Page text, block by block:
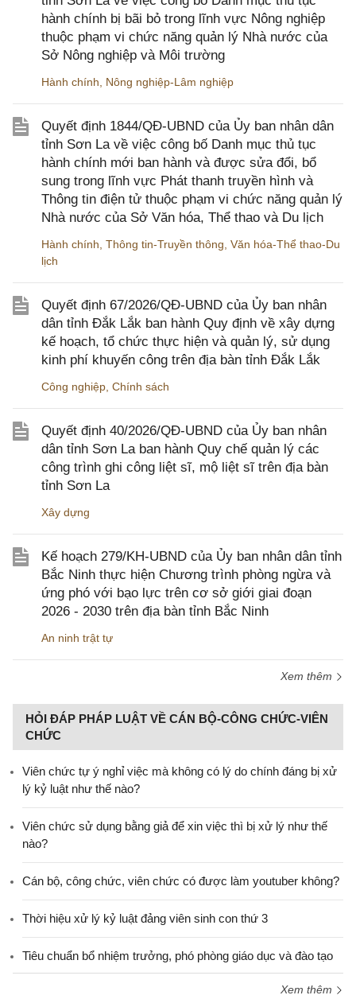
hành chính bị bãi bỏ trong lĩnh vực Nông nghiệp
thuộc phạm vi chức năng quản lý Nhà nước của
Sở Nông nghiệp và Môi trường
Hành chính Nông nghiệp-Lâm nghiệp
Quyết định 1844/QĐ-UBND của Ủy ban nhân dân
tỉnh Sơn La về việc công bố Danh mục thủ tục
hành chính mới ban hành và được sửa đổi, bổ
sung trong lĩnh vực Phát thanh truyền hình và
Thông tin điện tử thuộc phạm vi chức năng quản lý
Nhà nước của Sở Văn hóa, Thể thao và Du lịch
Hành chính Thông tin-Truyền thông Văn hóa-Thể thao-Du
lịch
Quyết định 67/2026/QĐ-UBND của Ủy ban nhân
dân tỉnh Đắk Lắk ban hành Quy định về xây dựng
kế hoạch, tổ chức thực hiện và quản lý, sử dụng
kinh phí khuyến công trên địa bàn tỉnh Đắk Lắk
Công nghiệp Chính sách
Quyết định 40/2026/QĐ-UBND của Ủy ban nhân
dân tỉnh Sơn La ban hành Quy chế quản lý các
công trình ghi công liệt sĩ, mộ liệt sĩ trên địa bàn
tỉnh Sơn La
Xây dựng
Kế hoạch 279/KH-UBND của Ủy ban nhân dân tỉnh
Bắc Ninh thực hiện Chương trình phòng ngừa và
ứng phó với bạo lực trên cơ sở giới giai đoạn
2026 - 2030 trên địa bàn tỉnh Bắc Ninh
An ninh trật tự
Xem thêm
HỎI ĐÁP PHÁP LUẬT VỀ CÁN BỘ-CÔNG CHỨC-VIÊN
CHỨC
Viên chức tự ý nghỉ việc mà không có lý do chính đáng bị xử
lý kỷ luật như thế nào?
Viên chức sử dụng bằng giả để xin việc thì bị xử lý như thế
nào?
Cán bộ, công chức, viên chức có được làm youtuber không?
Thời hiệu xử lý kỷ luật đảng viên sinh con thứ 3
Tiêu chuẩn bổ nhiệm trưởng, phó phòng giáo dục và đào tạo
Xem thêm